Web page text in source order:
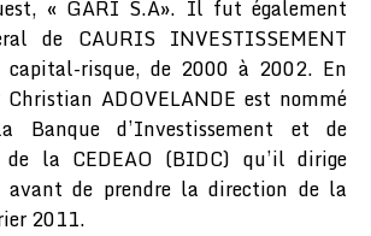
« GARI S.A». Il fut également
de CAURIS INVESTISSEMENT
capital-risque, de 2000 à 2002. En
ADOVELANDE est nommé
Banque d’Investissement et de
de la CEDEAO (BIDC) qu’il dirige
avant de prendre la direction de la
2011.